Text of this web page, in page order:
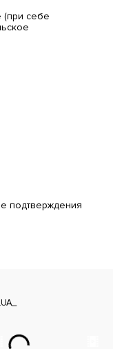
себе
подтверждения